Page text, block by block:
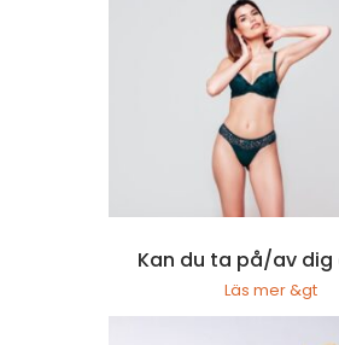
Kan du ta på/av dig
Läs mer &gt